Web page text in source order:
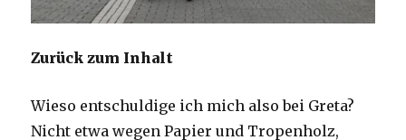
Zurück zum Inhalt
Wieso entschuldige ich mich also bei Greta?
Nicht etwa wegen Papier und Tropenholz,